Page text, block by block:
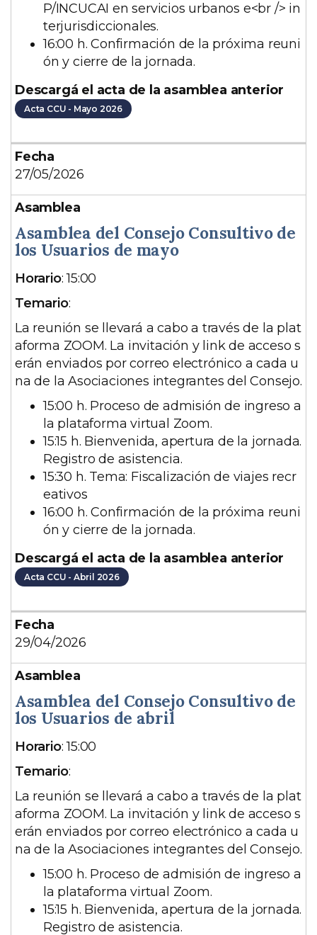
P/INCUCAI en servicios urbanos e<br /> in
terjurisdiccionales.
16:00 h. Confirmación de la próxima reuni
ón y cierre de la jornada.
Descargá el acta de la asamblea anterior
Acta CCU - Mayo 2026
27/05/2026
Asamblea del Consejo Consultivo de
los Usuarios de mayo
D
e
c
r
i
p
Horario: 15:00
Temario:
La reunión se llevará a cabo a través de la plat
aforma ZOOM. La invitación y link de acceso s
erán enviados por correo electrónico a cada u
na de la Asociaciones integrantes del Consejo.
15:00 h. Proceso de admisión de ingreso a
la plataforma virtual Zoom.
15:15 h. Bienvenida, apertura de la jornada.
Registro de asistencia.
15:30 h. Tema: Fiscalización de viajes recr
eativos
16:00 h. Confirmación de la próxima reuni
ón y cierre de la jornada.
Descargá el acta de la asamblea anterior
Acta CCU - Abril 2026
29/04/2026
Asamblea del Consejo Consultivo de
los Usuarios de abril
D
e
c
r
i
p
Horario: 15:00
Temario:
La reunión se llevará a cabo a través de la plat
aforma ZOOM. La invitación y link de acceso s
erán enviados por correo electrónico a cada u
na de la Asociaciones integrantes del Consejo.
15:00 h. Proceso de admisión de ingreso a
la plataforma virtual Zoom.
15:15 h. Bienvenida, apertura de la jornada.
Registro de asistencia.